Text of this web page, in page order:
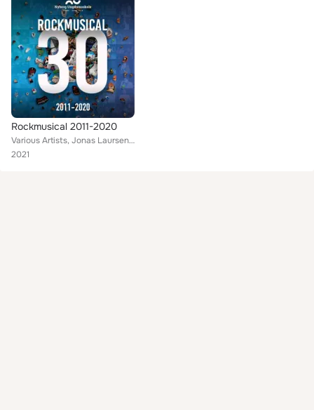
Rockmusical 2011-2020
Various Artists, Jonas Laursen, Gunilla Calov, Emilie Karner Hansen, Noah Vestergaard Johnsby, Mathias Kjellerup, Mikkel Broholm...
2021